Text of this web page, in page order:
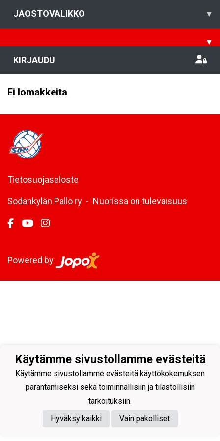
JAOSTOVALIKKO ▾
▾
KIRJAUDU
Ei lomakkeita
Tietosuojaseloste
Sodankylän Pallo ry - Nuorissa on tulevaisuus
Powered by
Käytämme sivustollamme evästeitä
Käytämme sivustollamme evästeitä käyttökokemuksen
parantamiseksi sekä toiminnallisiin ja tilastollisiin
tarkoituksiin.
Hyväksy kaikki
Vain pakolliset